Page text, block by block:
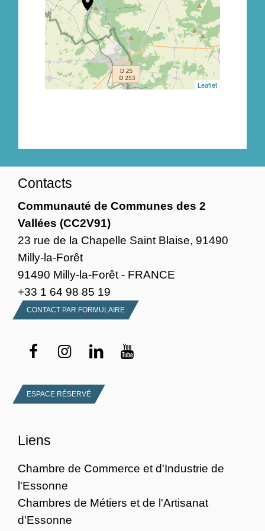
Leaflet
Contacts
Communauté de Communes des 2
Vallées (CC2V91)
23 rue de la Chapelle Saint Blaise, 91490
Milly-la-Forêt
91490 Milly-la-Forêt - FRANCE
+33 1 64 98 85 19
CONTACT PAR FORMULAIRE
ESPACE RÉSERVÉ
Liens
Chambre de Commerce et d'Industrie de
l'Essonne
Chambres de Métiers et de l'Artisanat
d'Essonne